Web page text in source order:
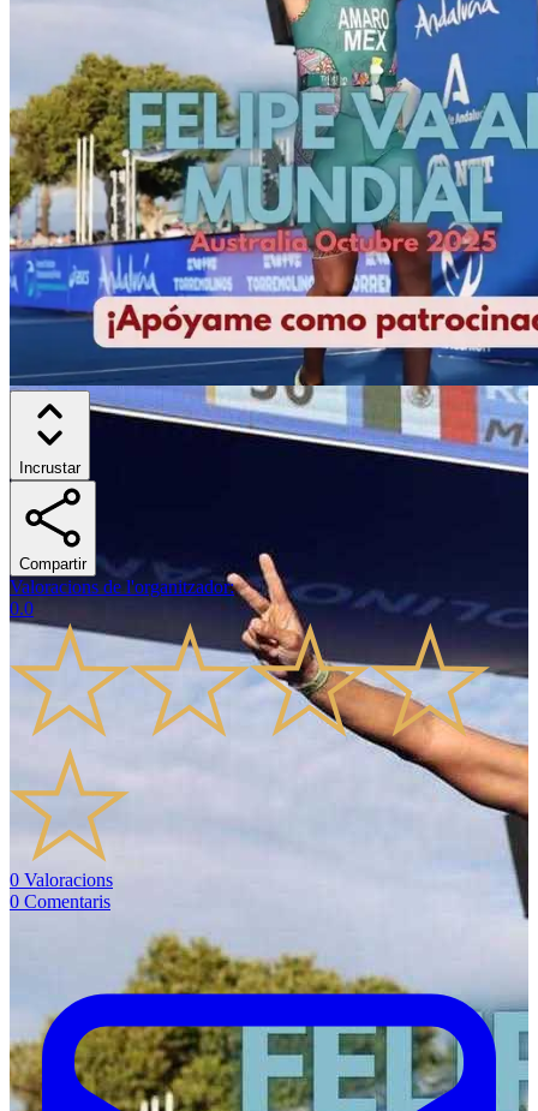
Incrustar
Compartir
Valoracions de l'organitzador:
0.0
0 Valoracions
0 Comentaris